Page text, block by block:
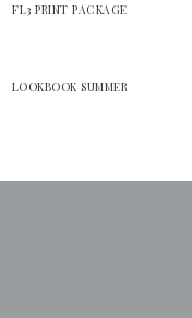
FL3 PRINT PACKAGE
LOOKBOOK SUMMER